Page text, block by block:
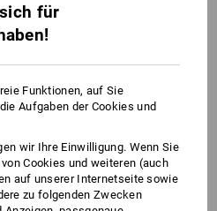
für
Funktionen, auf Sie
Aufgaben der Cookies und
wir Ihre Einwilligung. Wenn Sie
Cookies und weiteren (auch
auf unserer Internetseite sowie
zu folgenden Zwecken